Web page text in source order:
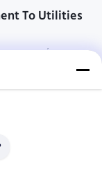
To Utilities
απαιτήσεις των
Κίνα